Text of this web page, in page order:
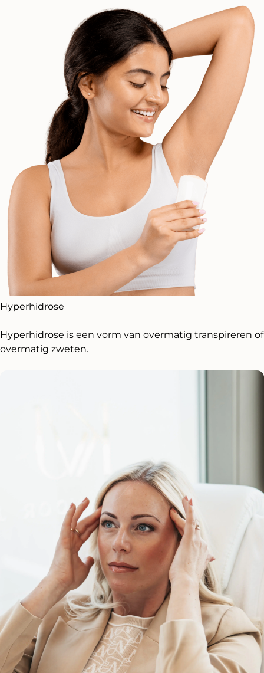
Hyperhidrose
Hyperhidrose is een vorm van overmatig transpireren of
overmatig zweten.